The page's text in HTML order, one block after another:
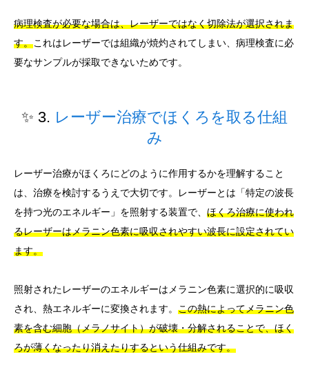
病理検査が必要な場合は、レーザーではなく切除法が選択されま
す。これはレーザーでは組織が焼灼されてしまい、病理検査に必
要なサンプルが採取できないためです。
✨ 3. レーザー治療でほくろを取る仕組
み
レーザー治療がほくろにどのように作用するかを理解すること
は、治療を検討するうえで大切です。レーザーとは「特定の波長
を持つ光のエネルギー」を照射する装置で、 ほくろ治療に使われ
るレーザーはメラニン色素に吸収されやすい波長に設定されてい
ます。
照射されたレーザーのエネルギーはメラニン色素に選択的に吸収
され、熱エネルギーに変換されます。 この熱によってメラニン色
素を含む細胞（メラノサイト）が破壊・分解されることで、ほく
ろが薄くなったり消えたりするという仕組みです。